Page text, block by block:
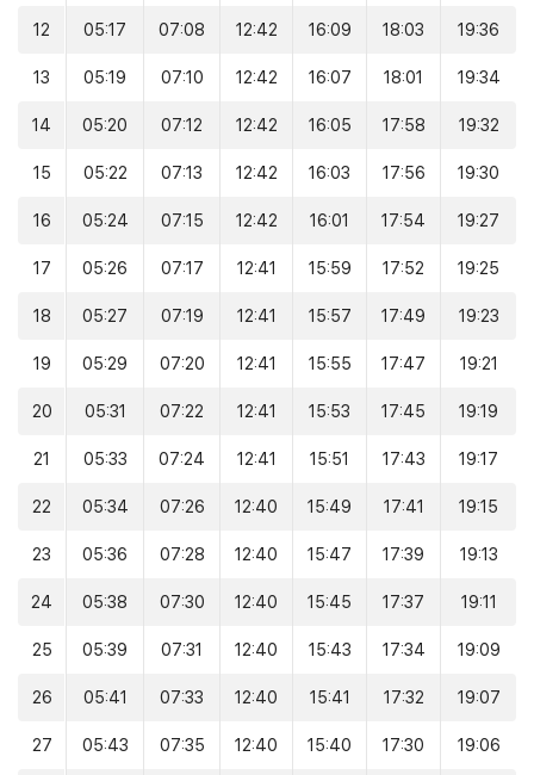
12 05:17 07:08 12:42 16:09 18:03 19:36
13 05:19 07:10 12:42 16:07 18:01 19:34
14 05:20 07:12 12:42 16:05 17:58 19:32
15 05:22 07:13 12:42 16:03 17:56 19:30
16 05:24 07:15 12:42 16:01 17:54 19:27
17 05:26 07:17 12:41 15:59 17:52 19:25
18 05:27 07:19 12:41 15:57 17:49 19:23
19 05:29 07:20 12:41 15:55 17:47 19:21
20 05:31 07:22 12:41 15:53 17:45 19:19
21 05:33 07:24 12:41 15:51 17:43 19:17
22 05:34 07:26 12:40 15:49 17:41 19:15
23 05:36 07:28 12:40 15:47 17:39 19:13
24 05:38 07:30 12:40 15:45 17:37 19:11
25 05:39 07:31 12:40 15:43 17:34 19:09
26 05:41 07:33 12:40 15:41 17:32 19:07
27 05:43 07:35 12:40 15:40 17:30 19:06